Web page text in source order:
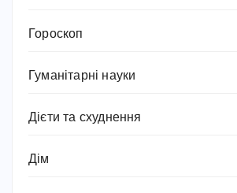
Гороскоп
Гуманітарні науки
Дієти та схуднення
Дім